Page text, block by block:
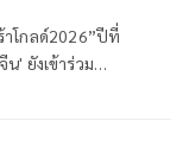
โกลด์2026”ปีที่